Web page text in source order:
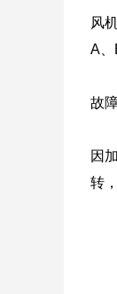
风
A、
故
因
转